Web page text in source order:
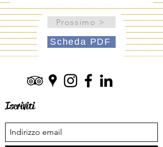
Prossimo >
Scheda PDF
Iscriviti